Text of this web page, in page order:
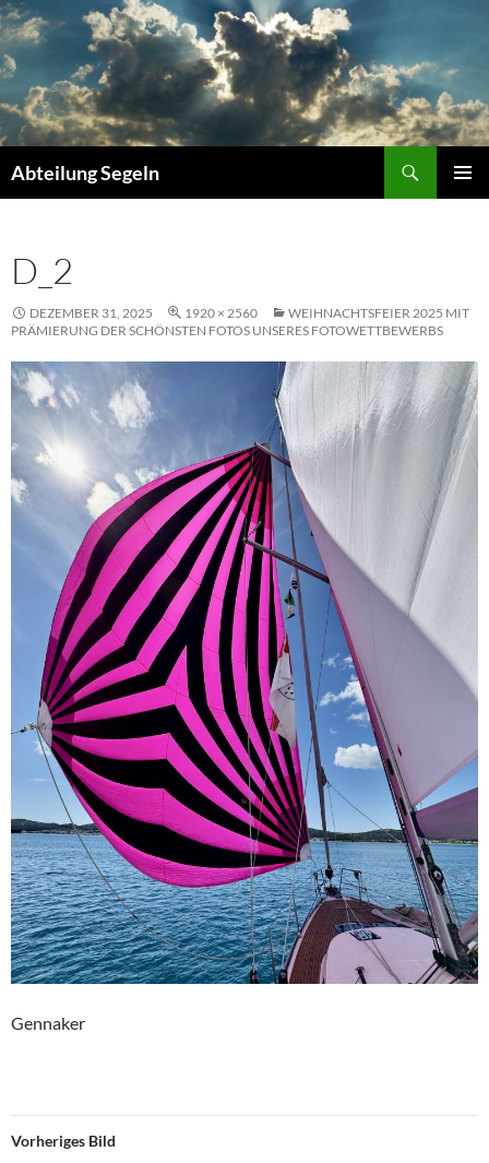
Zum
Inhalt
springen
Abteilung Segeln
D_2
DEZEMBER 31, 2025 1920 × 2560
WEIHNACHTSFEIER 2025 MIT
PRÄMIERUNG DER SCHÖNSTEN FOTOS UNSERES FOTOWETTBEWERBS
Gennaker
Vorheriges Bild